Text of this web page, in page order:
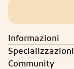
Informazioni
Specializzazioni
Community